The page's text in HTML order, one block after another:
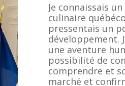
Je connaissais
culinaire
pressentais un
développement.
une aventure
possibilité de
comprendre et
marché et